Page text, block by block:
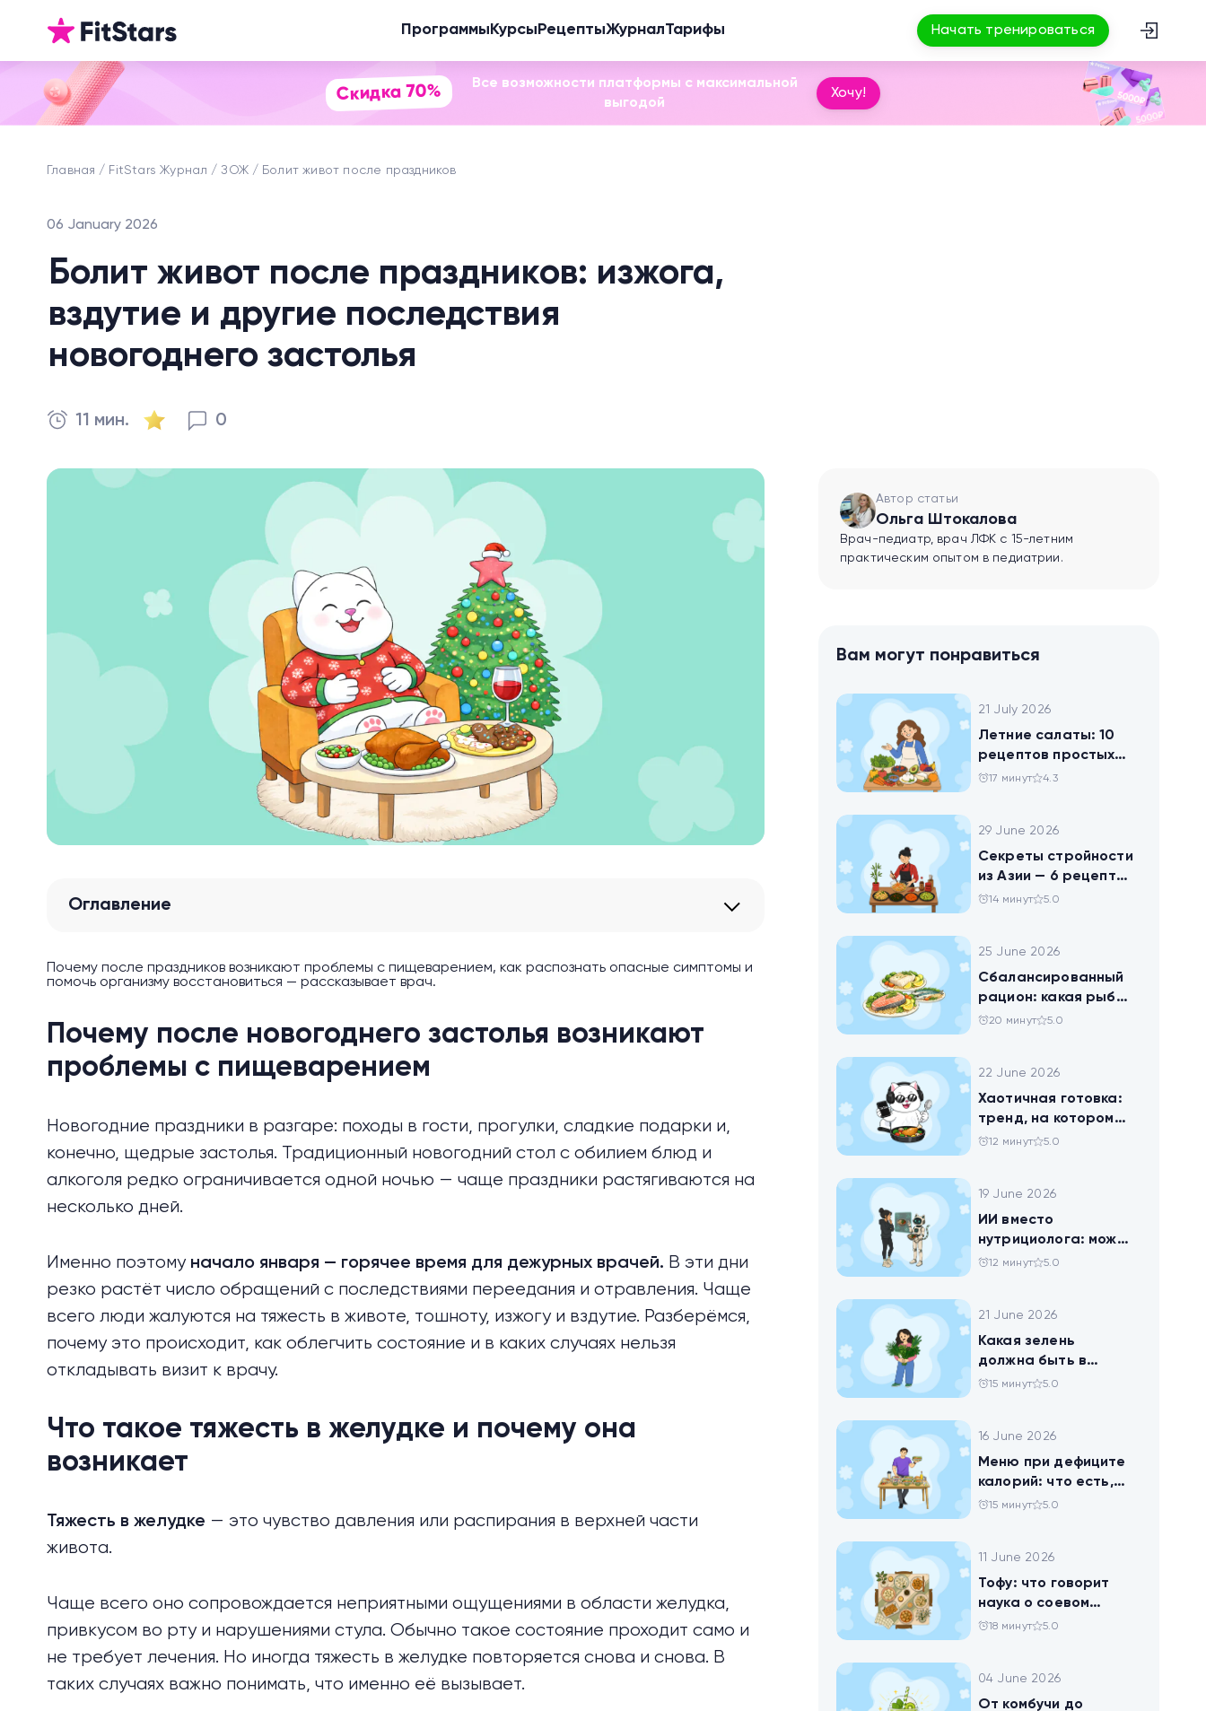
Программы Курсы РецептыЖурналТарифы Начать тренироваться
Скидка 70%
Все возможности платформы с максимальной
выгодой
Хочу!
Главная FitStars Журнал ЗОЖ Болит живот после праздников
06 January 2026
Болит живот после праздников: изжога,
вздутие и другие последствия
новогоднего застолья
11 мин. 0
Оглавление
Почему после праздников возникают проблемы с пищеварением, как распознать опасные симптомы и
помочь организму восстановиться — рассказывает врач.
Почему после новогоднего застолья возникают
проблемы с пищеварением
Новогодние праздники в разгаре: походы в гости, прогулки, сладкие подарки и,
конечно, щедрые застолья. Традиционный новогодний стол с обилием блюд и
алкоголя редко ограничивается одной ночью — чаще праздники растягиваются на
несколько дней.
Именно поэтому начало января — горячее время для дежурных врачей. В эти дни
резко растёт число обращений с последствиями переедания и отравления. Чаще
всего люди жалуются на тяжесть в животе, тошноту, изжогу и вздутие. Разберёмся,
почему это происходит, как облегчить состояние и в каких случаях нельзя
откладывать визит к врачу.
Что такое тяжесть в желудке и почему она
возникает
Тяжесть в желудке — это чувство давления или распирания в верхней части
живота.
Чаще всего оно сопровождается неприятными ощущениями в области желудка,
привкусом во рту и нарушениями стула. Обычно такое состояние проходит само и
не требует лечения. Но иногда тяжесть в желудке повторяется снова и снова. В
таких случаях важно понимать, что именно её вызывает.
Автор статьи
Ольга Штокалова
Врач-педиатр, врач ЛФК с 15-летним
практическим опытом в педиатрии.
Вам могут понравиться
21 July 2026
Летние салаты: 10
рецептов простых
блюд для будней и
17 минут 4.3
29 June 2026
Секреты стройности
из Азии — 6 рецептов
китайских салатов
14 минут 5.0
25 June 2026
Сбалансированный
рацион: какая рыба
самая полезная
20 минут 5.0
22 June 2026
Хаотичная готовка:
тренд, на котором
похудел весь ТикТок
12 минут 5.0
19 June 2026
ИИ вместо
нутрициолога: можно
ли доверить
12 минут 5.0
21 June 2026
Какая зелень
должна быть в
тарелке
15 минут 5.0
16 June 2026
Меню при дефиците
калорий: что есть,
чтобы худеть
15 минут 5.0
11 June 2026
Тофу: что говорит
наука о соевом
твороге, который
18 минут 5.0
04 June 2026
От комбучи до